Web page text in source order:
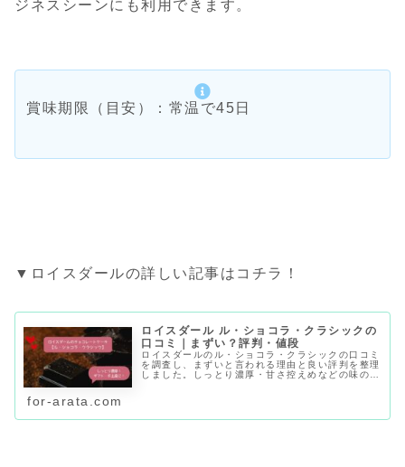
ジネスシーンにも利用できます。
賞味期限（目安）：常温で45日
▼ロイスダールの詳しい記事はコチラ！
ロイスダール ル・ショコラ・クラシックの
口コミ｜まずい？評判・値段
ロイスダールのル・ショコラ・クラシックの口コミ
を調査し、まずいと言われる理由と良い評判を整理
しました。しっとり濃厚・甘さ控えめなどの味の特
for-arata.com